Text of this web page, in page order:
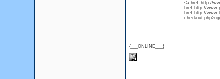
{___ONLINE___}
<a href=http://
href=http://
href=http://